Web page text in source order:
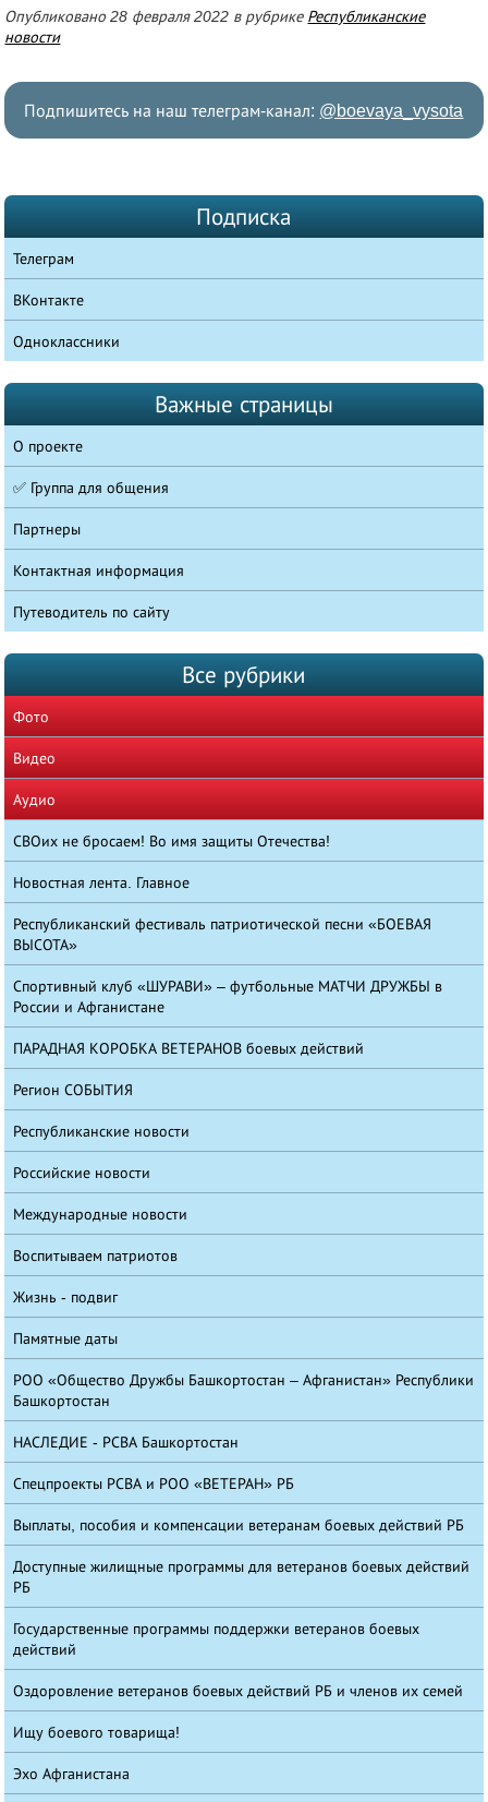
Опубликовано 28 февраля 2022 в рубрике Республиканские
новости
Подпишитесь на наш телеграм-канал: @boevaya_vysota
Подписка
Телеграм
ВКонтакте
Одноклассники
Важные страницы
О проекте
✅ Группа для общения
Партнеры
Контактная информация
Путеводитель по сайту
Все рубрики
Фото
Видео
Аудио
СВОих не бросаем! Во имя защиты Отечества!
Новостная лента. Главное
Республиканский фестиваль патриотической песни «БОЕВАЯ
ВЫСОТА»
Спортивный клуб «ШУРАВИ» – футбольные МАТЧИ ДРУЖБЫ в
России и Афганистане
ПАРАДНАЯ КОРОБКА ВЕТЕРАНОВ боевых действий
Регион СОБЫТИЯ
Республиканские новости
Российские новости
Международные новости
Воспитываем патриотов
Жизнь - подвиг
Памятные даты
РОО «Общество Дружбы Башкортостан – Афганистан» Республики
Башкортостан
НАСЛЕДИЕ - РСВА Башкортостан
Спецпроекты РСВА и РОО «ВЕТЕРАН» РБ
Выплаты, пособия и компенсации ветеранам боевых действий РБ
Доступные жилищные программы для ветеранов боевых действий
РБ
Государственные программы поддержки ветеранов боевых
действий
Оздоровление ветеранов боевых действий РБ и членов их семей
Ищу боевого товарища!
Эхо Афганистана